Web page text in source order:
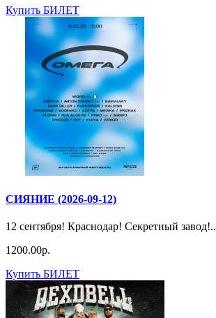
Купить БИЛЕТ
СИЯНИЕ (2026-09-12)
12 сентября! Краснодар! Секретный завод!..
1200.00р.
Купить БИЛЕТ